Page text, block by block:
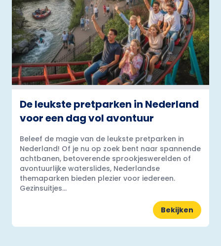
De leukste pretparken in Nederland
voor een dag vol avontuur
Beleef de magie van de leukste pretparken in
Nederland! Of je nu op zoek bent naar spannende
achtbanen, betoverende sprookjeswerelden of
avontuurlijke waterslides, Nederlandse
themaparken bieden plezier voor iedereen.
Gezinsuitjes...
Bekijken